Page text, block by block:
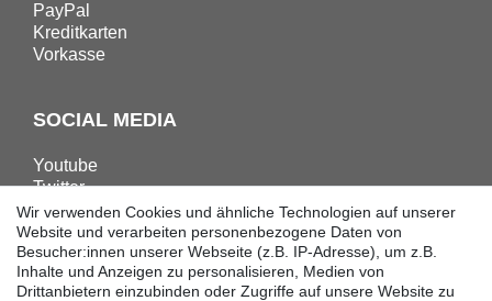
PayPal
Kreditkarten
Vorkasse
SOCIAL MEDIA
Youtube
Twitter
Linkedin
Facebook
Instagram
Wir verwenden Cookies und ähnliche Technologien auf unserer
Website und verarbeiten personenbezogene Daten von
Besucher:innen unserer Webseite (z.B. IP-Adresse), um z.B.
Inhalte und Anzeigen zu personalisieren, Medien von
Drittanbietern einzubinden oder Zugriffe auf unsere Website zu